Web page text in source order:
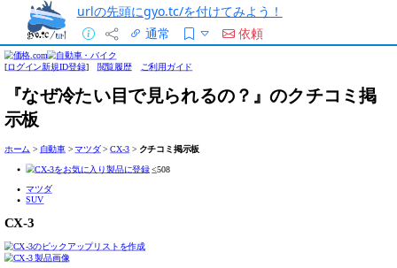
urlの先頭にgyo.tc/を付けてみよう！
通常
依頼